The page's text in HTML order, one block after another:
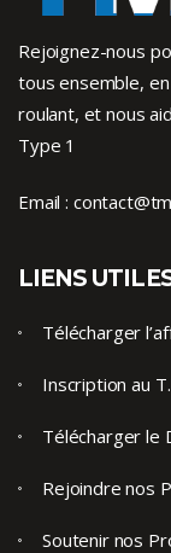
Rejoignez-nous
tous ensemble,
roulant, et nous
Type 1
Email :
LIENS
Télécharger
Inscription au
Télécharger le
Rejoindre nos
Soutenir nos